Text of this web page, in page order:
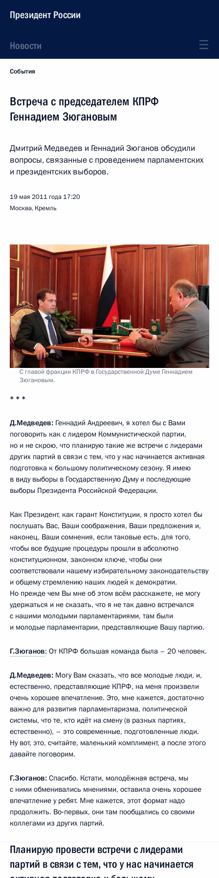
Президент России
Новости
События
Встреча с председателем КПРФ
Геннадием Зюгановым
Дмитрий Медведев и Геннадий Зюганов обсудили
вопросы, связанные с проведением парламентских
и президентских выборов.
19 мая 2011 года 17:20
Москва, Кремль
С главой фракции КПРФ в Государственной Думе Геннадием
Зюгановым.
* * *
Д.Медведев: Геннадий Андреевич, я хотел бы с Вами
поговорить как с лидером Коммунистической партии,
но и не скрою, что планирую такие же встречи с лидерами
других партий в связи с тем, что у нас начинается активная
подготовка к большому политическому сезону. Я имею
в виду выборы в Государственную Думу и последующие
выборы Президента Российской Федерации.
Как Президент, как гарант Конституции, я просто хотел бы
послушать Вас, Ваши соображения, Ваши предложения и,
наконец, Ваши сомнения, если таковые есть, для того,
чтобы все будущие процедуры прошли в абсолютно
конституционном, законном ключе, чтобы они
соответствовали нашему избирательному законодательству
и общему стремлению наших людей к демократии.
Но прежде чем Вы мне об этом всём расскажете, не могу
удержаться и не сказать, что я не так давно встречался
с нашими молодыми парламентариями, там были
и молодые парламентарии, представляющие Вашу партию.
Г.Зюганов: От КПРФ большая команда была – 20 человек.
Д.Медведев: Могу Вам сказать, что все молодые люди, и,
естественно, представляющие КПРФ, на меня произвели
очень хорошее впечатление. Это, мне кажется, достаточно
важно для развития парламентаризма, политической
системы, что те, кто идёт на смену (в разных партиях,
естественно), – это современные, подготовленные люди.
Ну вот, это, считайте, маленький комплимент, а после этого
давайте поговорим.
Г.Зюганов: Спасибо. Кстати, молодёжная встреча, мы
с ними обменивались мнениями, оставила очень хорошее
впечатление у ребят. Мне кажется, этот формат надо
продолжить. Во‑первых, они там пообщались со своими
коллегами из других партий.
Планирую провести встречи с лидерами
партий в связи с тем, что у нас начинается